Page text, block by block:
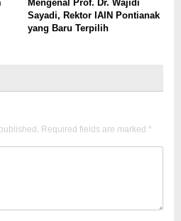
Mengenal Prof. Dr. Wajidi
Sayadi, Rektor IAIN Pontianak
yang Baru Terpilih
Required fields are marked *